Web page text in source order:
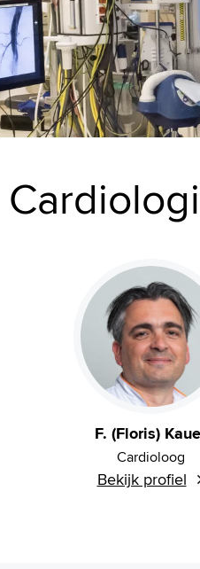
F. (Floris)
Cardioloog
Bekijk profiel